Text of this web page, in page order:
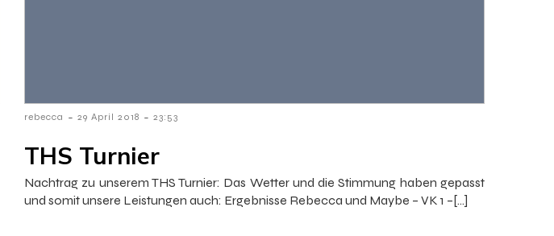
rebecca - 29 April 2018 - 23:53
THS Turnier
Nachtrag zu unserem THS Turnier: Das Wetter und die Stimmung haben gepasst
und somit unsere Leistungen auch: Ergebnisse Rebecca und Maybe – VK 1 –[…]